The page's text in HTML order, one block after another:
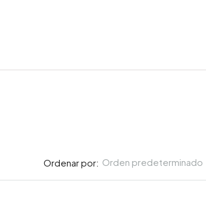
Ordenar por: Orden predeterminado